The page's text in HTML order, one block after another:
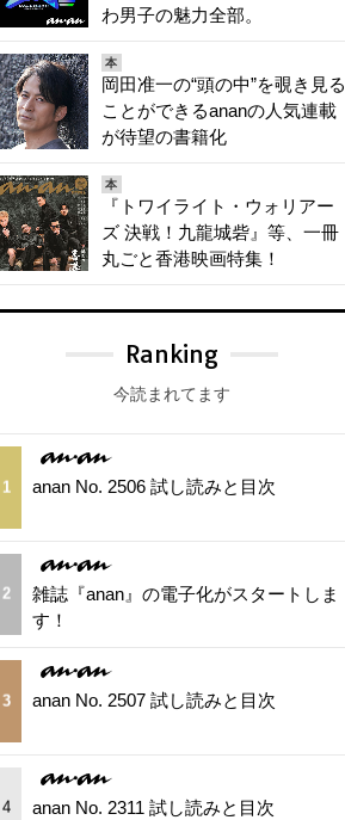
わ男子の魅力全部。
本
岡田准一の“頭の中”を覗き見る
ことができるananの人気連載
が待望の書籍化
本
『トワイライト・ウォリアー
ズ 決戦！九龍城砦』等、一冊
丸ごと香港映画特集！
Ranking
今読まれてます
1 anan No. 2506 試し読みと目次
2
雑誌『anan』の電子化がスタートしま
す！
3 anan No. 2507 試し読みと目次
4 anan No. 2311 試し読みと目次